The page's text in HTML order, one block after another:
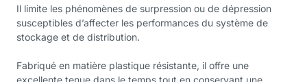
Il limite les phénomènes de surpression ou de dépression
susceptibles d’affecter les performances du système de
stockage et de distribution.
Fabriqué en matière plastique résistante, il offre une
excellente tenue dans le temps tout en conservant une